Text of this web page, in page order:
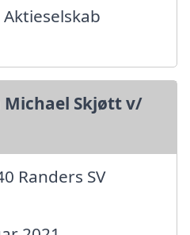
Skjøtt v/
Randers SV